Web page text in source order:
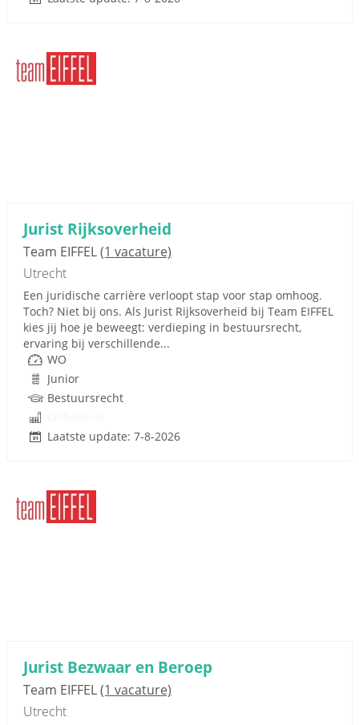
Jurist Rijksoverheid
Team EIFFEL(1 vacature)
Utrecht
Een juridische carrière verloopt stap voor stap omhoog.
Toch? Niet bij ons. Als Jurist Rijksoverheid bij Team EIFFEL
kies jij hoe je beweegt: verdieping in bestuursrecht,
ervaring bij verschillende...
WO
Junior
Bestuursrecht
Laatste update: 7-8-2026
Jurist Bezwaar en Beroep
Team EIFFEL(1 vacature)
Utrecht